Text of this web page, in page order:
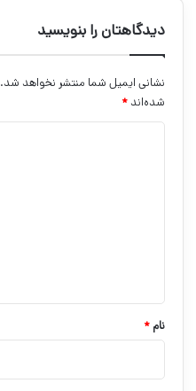
دیدگاهتان را بنویسید
نشانی ایمیل شما منتشر نخواهد شد.
شده‌اند *
نام *